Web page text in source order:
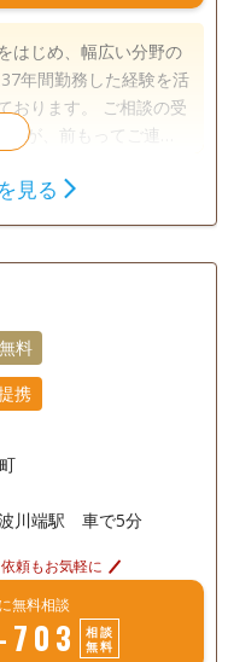
はじめ、幅広い分野の
年間勤務した経験を活
。 ご相談の受
が、前もってご連絡
い。
初回相談無料
見る
料
携
川端駅 車で5分
頼もお気軽に
無料相談
相談
無料